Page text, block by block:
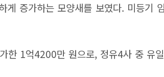
게 증가하는 모양새를 보였다. 미등
1억4200만 원으로, 정유4사 중 유